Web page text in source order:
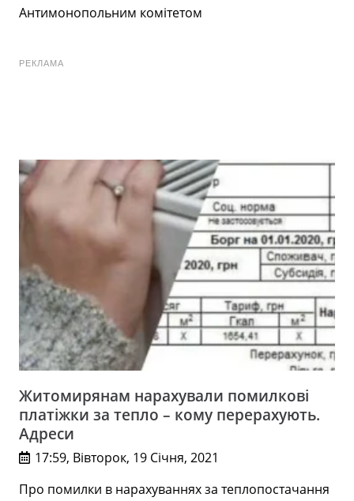
Антимонопольним комітетом
РЕКЛАМА
Житомирянам нарахували помилкові
платіжки за тепло – кому перерахують.
Адреси
17:59, Вівторок, 19 Січня, 2021
Про помилки в нарахуваннях за теплопостачання